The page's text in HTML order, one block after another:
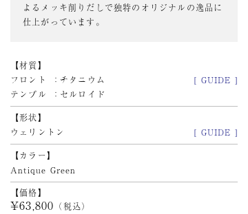
よるメッキ削りだしで独特のオリジナルの逸品に
仕上がっています。
材質
[ GUIDE ]
フロント
チタニウム
テンプル
セルロイド
形状
[ GUIDE ]
ウェリントン
カラー
Antique Green
価格
¥63,800 （税込）